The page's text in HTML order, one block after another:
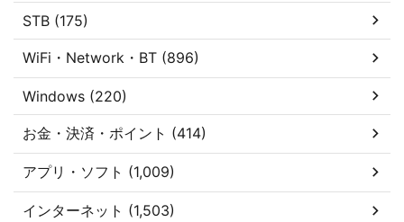
STB (175)
WiFi・Network・BT (896)
Windows (220)
お金・決済・ポイント (414)
アプリ・ソフト (1,009)
インターネット (1,503)